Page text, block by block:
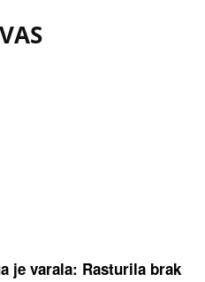
je varala: Rasturila brak